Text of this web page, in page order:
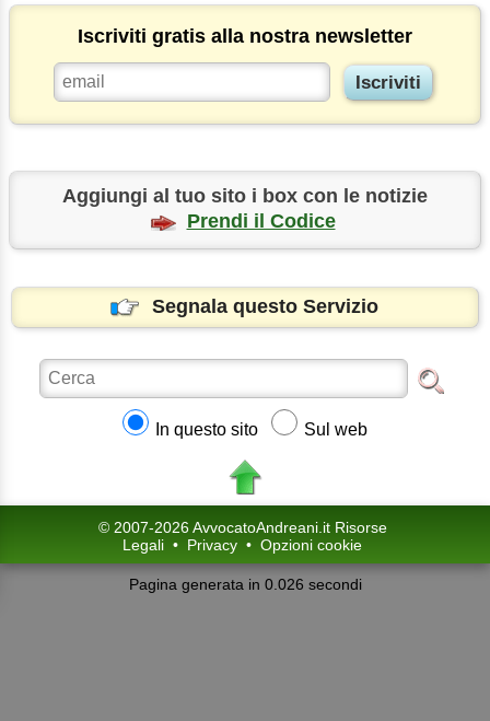
Iscriviti gratis alla nostra newsletter
Aggiungi al tuo sito i box con le notizie
Prendi il Codice
Segnala questo Servizio
In questo sito Sul web
© 2007-2026 AvvocatoAndreani.it Risorse
Legali • Privacy • Opzioni cookie
Pagina generata in 0.026 secondi